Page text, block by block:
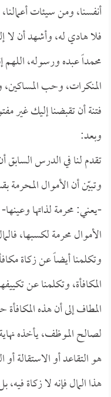
أنفسنا، ومن سيئات
فلا هادي له، وأشهد أن لا
محمداً عبده ورسوله،
المنكرات، وحب المساكين،
فتنة أن تقبضنا إليك غير
وبعد:
تقدم لنا في الدرس السابق
وتبيّن أن الأموال المحرمة
-يعني: محرمة لذاتها
الأموال محرمة لكسبها،
وتكلمنا أيضاً عن زكاة
المكافأة، وتكلمنا عن
المطاف إلى أن هذه
لصالح الموظف، يأخذه
هو التقاعد أو الاستقالة
هذا المال فإنه لا زكاة